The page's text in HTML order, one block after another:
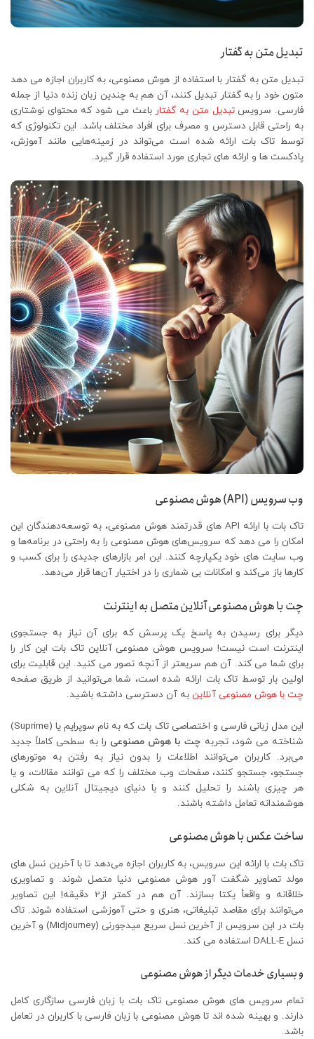
تبدیل متن به گفتار
تبدیل متن به گفتار با استفاده از هوش مصنوعی، به کاربران اجازه می‌ دهد
متون خود را به گفتار تبدیل کنند، آن هم به چندین زبان زنده دنیا از جمله
فارسی. سرویستبدیل متن به گفتار باعث می‌ شود که محتوای نوشتاری
به راحتی قابل دسترس و مصرف برای افراد مختلف باشد. این تکنولوژی که
توسط تاک بات ارائه شده است می‌تواند در زمینه‌هایی مانند آموزش،
پادکست‌ ها و ارائه‌ های تجاری مورد استفاده قرار گیرد.
وب سرویس (API) هوش مصنوعی
تاک بات با ارائه API‌ های قدرتمند هوش مصنوعی، به توسعه‌دهندگان این
امکان را می‌ دهد که سرویس‌های هوش مصنوعی را به راحتی در برنامه‌ها و
وب‌ سایت‌ های خود یکپارچه کنند. این امر بازارهای جدیدی را برای کسب‌ و
کارها باز می‌کند و امکانات بی‌ شماری را در اختیار آن‌ها قرار می‌دهد.
چت با هوش مصنوعیآنلاین متصل به اینترنت
دیگر برای رسیدن به پاسخ یک پرسش که برای آن نیاز به جستجوی
اینترنت است نیست! سرویس هوش مصنوعی آنلاین تاک بات این کار را
برای شما می کند. آن هم سریعتر از آنچه تصور می کنید. این قابلیت برای
اولین بار توسط تاک بات ارائه شده است، شما می‌توانید از طریق صفحه
چت با هوش مصنوعی آنلاین به آن دسترسی داشته باشید.
این مدل زبانی فارسی و اختصاصی تاک بات که به نام سوپرایم یا (Suprime)
شناخته می شود، تجربه چت با هوش مصنوعی را به سطحی کاملاً جدید
می‌برد. کاربران می‌توانند اطلاعات را بدون نیاز به رفتن به موتورهای
جستجو، جستجو کنند، صفحات وب مختلف را که می توانند مقالات، و یا
هر چیزی باشند را تحلیل کنند و با دنیای دیجیتال آنلاین به شکلی
هوشمندانه تعامل داشته باشند.
ساخت عکس با هوش مصنوعی
تاک بات با ارائه این سرویس، به کاربران اجازه می‌دهد تا با آخرین نسل های
مولد تصاویر شگفت آور هوش مصنوعی دنیا متصل شوند. و تصاویری
خلاقانه و واقعأ یکتا بسازند. آن هم در کمتر از2 دقیقه! این تصاویر
می‌توانند برای مقاصد تبلیغاتی، هنری و حتی آموزشی استفاده شوند. تاک
بات در این سرویس از آخرین نسل سریع میدجورنی (Midjourney) و آخرین
نسل DALL-E استفاده می کند.
و بسیاری خدمات دیگر از هوش مصنوعی
تمام سرویس های هوش مصنوعی تاک بات با زبان فارسی سازگاری کامل
دارند. و بهینه شده اند تا هوش مصنوعی با زبان فارسی با کاربران در تعامل
باشد.